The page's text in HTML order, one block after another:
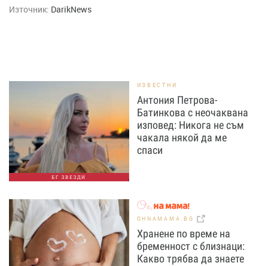
Източник: DarikNews
БГ ЗВЕЗДИ
ИЗВЕСТНИ
Антония Петрова-
Батинкова с неочаквана
изповед: Никога не съм
чакала някой да ме
спаси
OHNAMAMA.BG
Хранене по време на
бременност с близнаци:
Какво трябва да знаете